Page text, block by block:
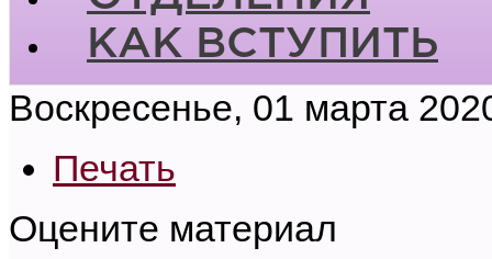
КАК ВСТУПИТЬ
Воскресенье, 01 марта
Печать
Оцените материал